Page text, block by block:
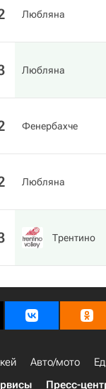
Любляна
Любляна
Фенербахче
Любляна
Трентино
Авто/мото
Пресс-